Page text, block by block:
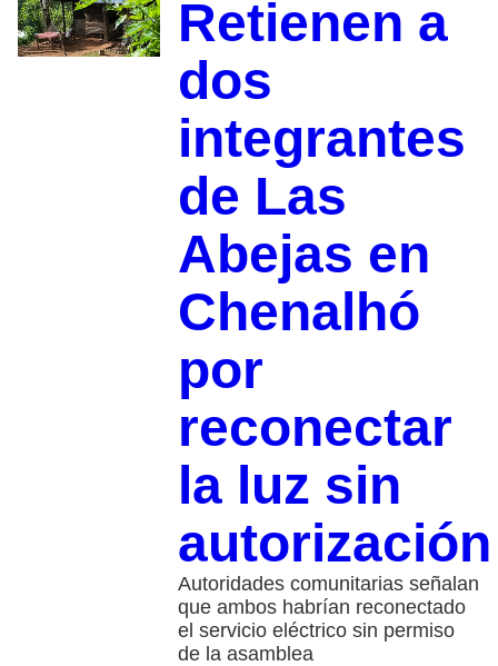
Retienen a
dos
integrantes
de Las
Abejas en
Chenalhó
por
reconectar
la luz sin
autorización
Autoridades comunitarias señalan
que ambos habrían reconectado
el servicio eléctrico sin permiso
de la asamblea